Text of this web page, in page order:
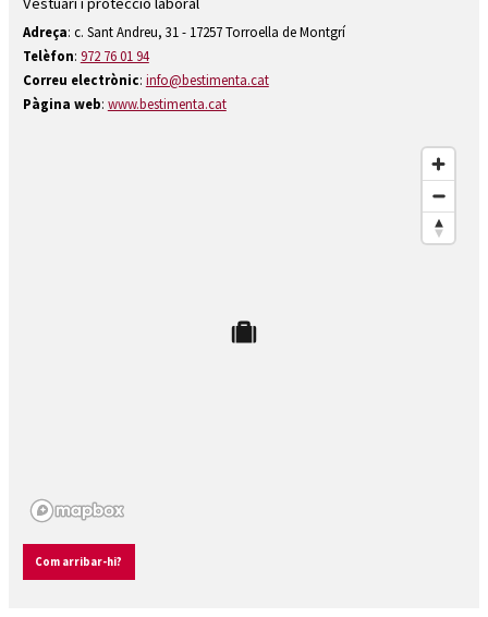
Diapositiva 1 de 1
Adreça: c. Sant Andreu, 31 - 17257 Torroella de Montgrí
Telèfon: 972 76 01 94
Correu electrònic: info@bestimenta.cat
Pàgina web: www.bestimenta.cat
Com arribar-hi?